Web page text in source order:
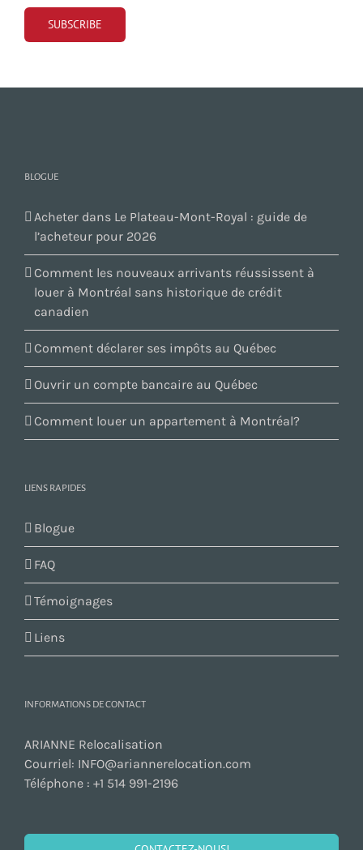
BLOGUE
Acheter dans Le Plateau-Mont-Royal : guide de
l’acheteur pour 2026
Comment les nouveaux arrivants réussissent à
louer à Montréal sans historique de crédit
canadien
Comment déclarer ses impôts au Québec
Ouvrir un compte bancaire au Québec
Comment louer un appartement à Montréal?
LIENS RAPIDES
Blogue
FAQ
Témoignages
Liens
INFORMATIONS DE CONTACT
ARIANNE Relocalisation
Courriel: INFO@ariannerelocation.com
Téléphone : +1 514 991-2196